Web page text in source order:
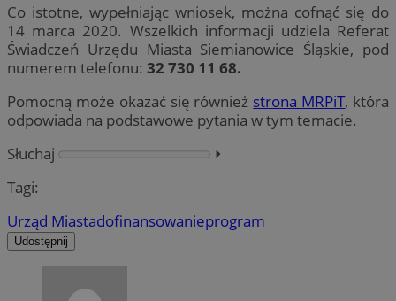
Co istotne, wypełniając wniosek, można cofnąć się do
14 marca 2020. Wszelkich informacji udziela Referat
Świadczeń Urzędu Miasta Siemianowice Śląskie, pod
numerem telefonu: 32 730 11 68.
Pomocną może okazać się również strona MRPiT, która
odpowiada na podstawowe pytania w tym temacie.
Słuchaj
⏵︎
Tagi:
Urząd Miastadofinansowanieprogram
Udostępnij